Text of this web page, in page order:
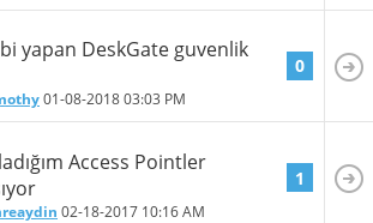
yapan DeskGate guvenlik
01-08-201803:03 PM
0
Access Pointler
02-18-2017 10:16 AM
1